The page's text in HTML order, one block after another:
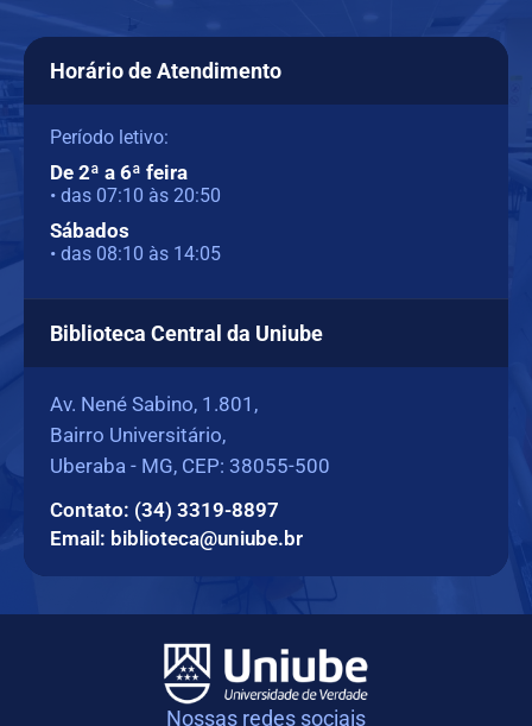
Horário de Atendimento
Período letivo:
De 2ª a 6ª feira
• das 07:10 às 20:50
Sábados
• das 08:10 às 14:05
Biblioteca Central da Uniube
Av. Nené Sabino, 1.801,
Bairro Universitário,
Uberaba - MG, CEP: 38055-500
Contato: (34) 3319-8897
Email: biblioteca@uniube.br
Nossas redes sociais